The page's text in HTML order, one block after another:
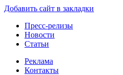
Добавить сайт в закладки
Пресс-релизы
Новости
Статьи
Реклама
Контакты